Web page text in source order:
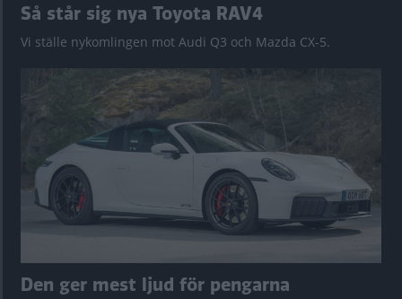
Så står sig nya Toyota RAV4
Vi ställe nykomlingen mot Audi Q3 och Mazda CX-5.
Den ger mest ljud för pengarna